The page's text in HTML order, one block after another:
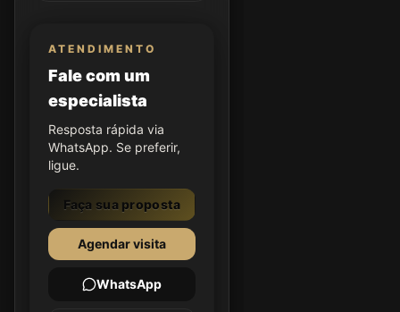
ATENDIMENTO
Fale com um
especialista
Resposta rápida via
WhatsApp. Se preferir,
ligue.
Faça sua proposta
Agendar visita
WhatsApp